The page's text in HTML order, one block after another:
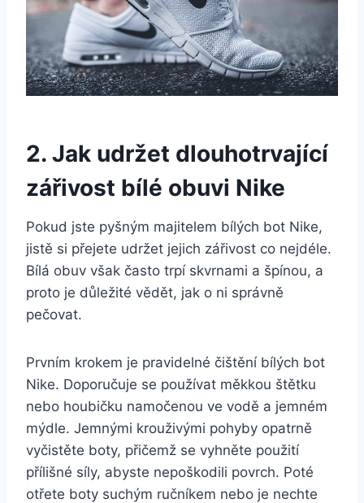
2. Jak udržet dlouhotrvající
zářivost bílé obuvi Nike
Pokud jste pyšným majitelem bílých bot ‍Nike,⁣
jistě si přejete udržet jejich zářivost co nejdéle.
Bílá obuv však často ‌trpí‍ skvrnami a špínou, a
proto je⁢ důležité⁢ vědět, jak o ni ⁢správně
pečovat.
Prvním krokem⁢ je pravidelné čištění bílých bot‍
Nike. Doporučuje se používat⁢ měkkou štětku
nebo houbičku namočenou ve vodě a ‌jemném
mýdle. Jemnými⁤ krouživými pohyby ⁣opatrně
vyčistěte boty, přičemž se vyhněte použití
přílišné síly, ​abyste nepoškodili povrch.⁤ Poté
otřete boty suchým ručníkem ​nebo je‍ nechte